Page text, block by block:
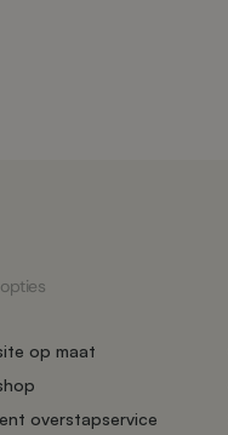
op maat
overstapservice